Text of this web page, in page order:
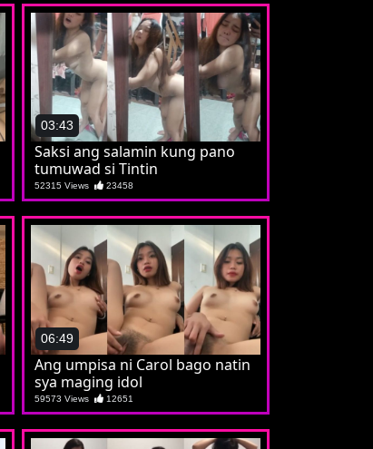
03:43
Saksi ang salamin kung pano
tumuwad si Tintin
52315 Views 23458
06:49
Ang umpisa ni Carol bago natin
sya maging idol
59573 Views 12651